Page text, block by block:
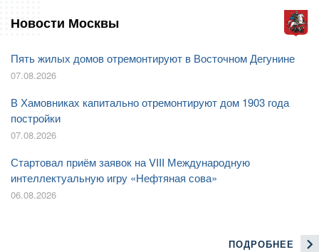
Новости Москвы
Пять жилых домов отремонтируют в Восточном Дегунине
07.08.2026
В Хамовниках капитально отремонтируют дом 1903 года
постройки
07.08.2026
Стартовал приём заявок на VIII Международную
интеллектуальную игру «Нефтяная сова»
06.08.2026
ПОДРОБНЕЕ